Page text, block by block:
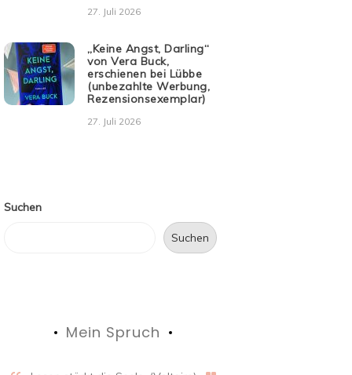
27. Juli 2026
„Keine Angst, Darling“
von Vera Buck,
erschienen bei Lübbe
(unbezahlte Werbung,
Rezensionsexemplar)
27. Juli 2026
Suchen
Suchen
Mein Spruch